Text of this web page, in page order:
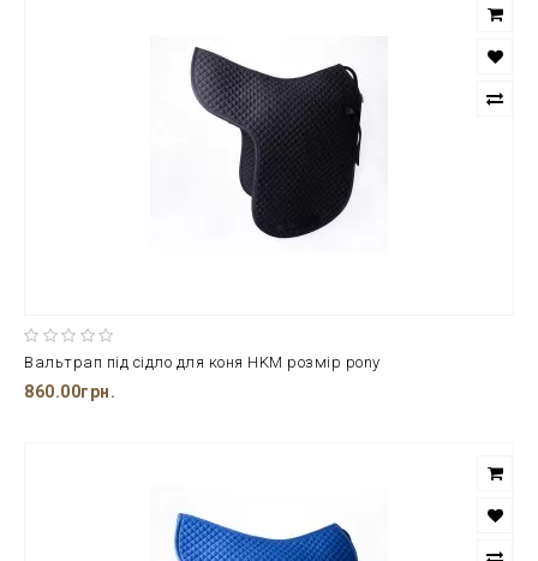
Вальтрап під сідло для коня HKM розмір pony
860.00грн.